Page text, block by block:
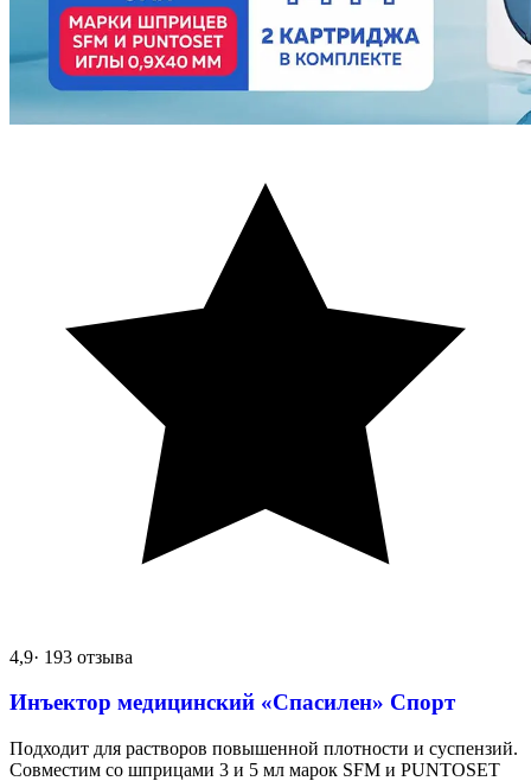
4,9· 193 отзыва
Инъектор медицинский «Спасилен» Спорт
Подходит для растворов повышенной плотности и суспензий.
Совместим со шприцами 3 и 5 мл марок SFM и PUNTOSET